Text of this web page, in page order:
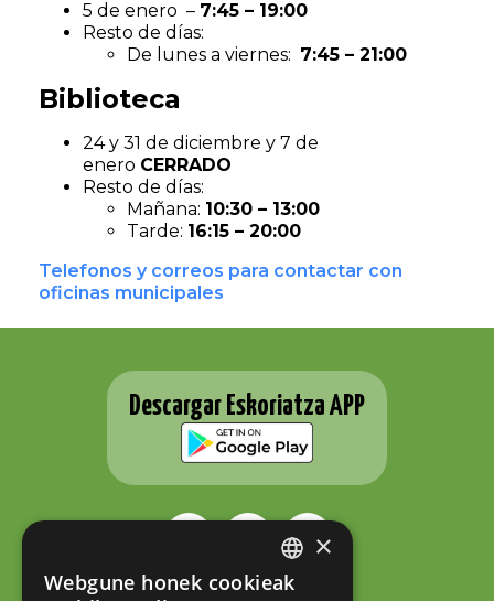
5 de enero – 7:45 – 19:00
Resto de días:
De lunes a viernes: 7:45 – 21:00
Biblioteca
24 y 31 de diciembre y 7 de
enero CERRADO
Resto de días:
Mañana: 10:30 – 13:00
Tarde: 16:15 – 20:00
Telefonos y correos para contactar con
oficinas municipales
Descargar Eskoriatza APP
ESKORIATZAKO UDALA
BASQUE
×
Webgune honek cookieak